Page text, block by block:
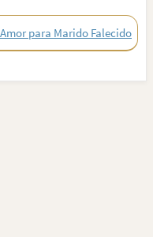
para Marido Falecido